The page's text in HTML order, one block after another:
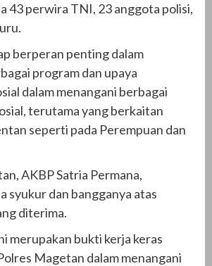
43 perwira TNI, 23 anggota polisi,
berperan penting dalam
program dan upaya
dalam menangani berbagai
terutama yang berkaitan
seperti pada Perempuan dan
AKBP Satria Permana,
syukur dan bangganya atas
diterima.
merupakan bukti kerja keras
Magetan dalam menangani